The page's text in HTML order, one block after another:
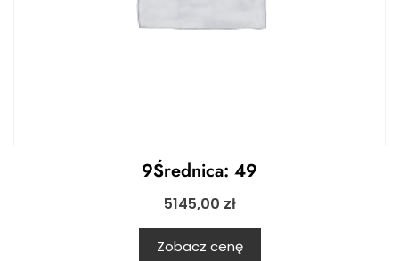
9Średnica: 49
5145,00 zł
Zobacz cenę